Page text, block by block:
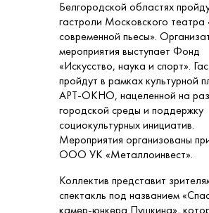
Белгородской областях
гастроли Московского
современной пьесы».
мероприятия выступает Фонд
«Искусство, наука и спорт».
пройдут в рамках культурной
АРТ-ОКНО, нацеленной на
городской среды и поддержку
социокультурных инициатив.
Мероприятия организованы
ООО УК «Металлоинвест».
Коллектив представит
спектакль под названием
камер-юнкера Пушкина»,